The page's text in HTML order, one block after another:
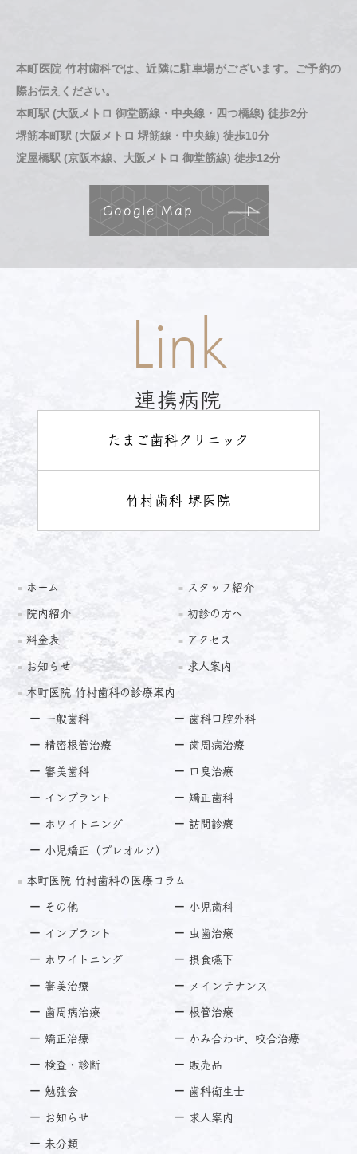
本町医院 竹村歯科では、近隣に駐車場がございます。ご予約の
際お伝えください。
本町駅 (大阪メトロ 御堂筋線・中央線・四つ橋線) 徒歩2分
堺筋本町駅 (大阪メトロ 堺筋線・中央線) 徒歩10分
淀屋橋駅 (京阪本線、大阪メトロ 御堂筋線) 徒歩12分
Google Map
Link
連携病院
たまご歯科クリニック
竹村歯科 堺医院
ホーム スタッフ紹介
院内紹介 初診の方へ
料金表 アクセス
お知らせ 求人案内
本町医院 竹村歯科の診療案内
一般歯科 歯科口腔外科
精密根管治療 歯周病治療
審美歯科 口臭治療
インプラント 矯正歯科
ホワイトニング 訪問診療
小児矯正（プレオルソ）
本町医院 竹村歯科の医療コラム
その他 小児歯科
インプラント 虫歯治療
ホワイトニング 摂食嚥下
審美治療 メインテナンス
歯周病治療 根管治療
矯正治療 かみ合わせ、咬合治療
検査・診断 販売品
勉強会 歯科衛生士
お知らせ 求人案内
未分類